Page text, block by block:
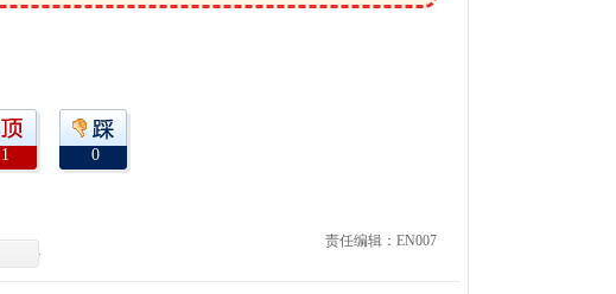
1 0
责任编辑：EN007